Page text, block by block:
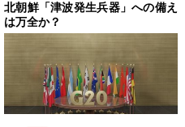
北朝鮮「津波発生兵器」への備え
は万全か？